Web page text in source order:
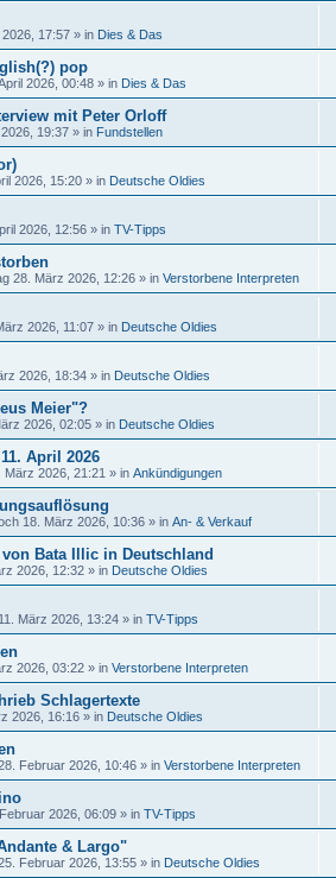
2026, 17:57 » in Dies & Das
pop
2026, 00:48 » in Dies & Das
mit Peter Orloff
19:37 » in Fundstellen
2026, 15:20 » in Deutsche Oldies
2026, 12:56 » in TV-Tipps
28. März 2026, 12:26 » in Verstorbene Interpreten
2026, 11:07 » in Deutsche Oldies
2026, 18:34 » in Deutsche Oldies
Meier"?
2026, 02:05 » in Deutsche Oldies
April 2026
März 2026, 21:21 » in Ankündigungen
18. März 2026, 10:36 » in An- & Verkauf
Bata Illic in Deutschland
2026, 12:32 » in Deutsche Oldies
März 2026, 13:24 » in TV-Tipps
2026, 03:22 » in Verstorbene Interpreten
Schlagertexte
2026, 16:16 » in Deutsche Oldies
Februar 2026, 10:46 » in Verstorbene Interpreten
2026, 06:09 » in TV-Tipps
& Largo"
Februar 2026, 13:55 » in Deutsche Oldies